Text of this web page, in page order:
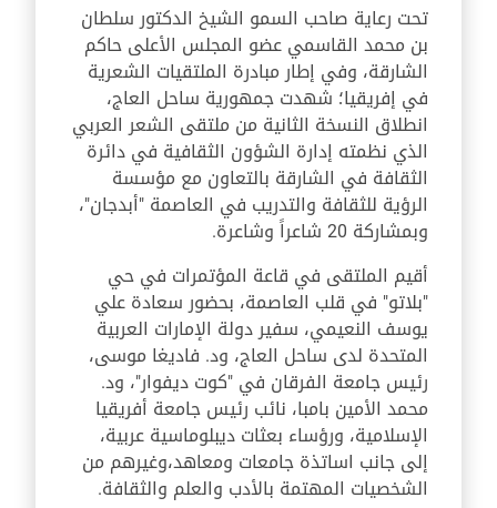
تحت رعاية صاحب السمو الشيخ الدكتور سلطان
بن محمد القاسمي عضو المجلس الأعلى حاكم
الشارقة، وفي إطار مبادرة الملتقيات الشعرية
في إفريقيا؛ شهدت جمهورية ساحل العاج،
انطلاق النسخة الثانية من ملتقى الشعر العربي
الذي نظمته إدارة الشؤون الثقافية في دائرة
الثقافة في الشارقة بالتعاون مع مؤسسة
الرؤية للثقافة والتدريب في العاصمة "أبدجان"،
وبمشاركة 20 شاعراً وشاعرة.
أقيم الملتقى في قاعة المؤتمرات في حي
"بلاتو" في قلب العاصمة، بحضور سعادة علي
يوسف النعيمي، سفير دولة الإمارات العربية
المتحدة لدى ساحل العاج، ود. فاديغا موسى،
رئيس جامعة الفرقان في "كوت ديفوار"، ود.
محمد الأمين بامبا، نائب رئيس جامعة أفريقيا
الإسلامية، ورؤساء بعثات ديبلوماسية عربية،
إلى جانب اساتذة جامعات ومعاهد،وغيرهم من
الشخصيات المهتمة بالأدب والعلم والثقافة.